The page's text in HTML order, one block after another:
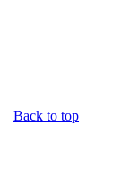
Back to top